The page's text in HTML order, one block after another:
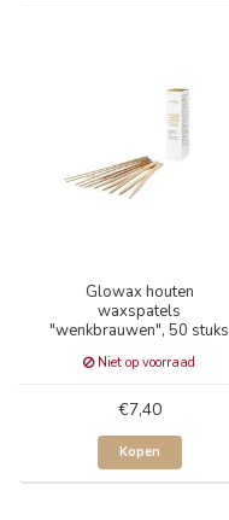
Glowax houten
waxspatels
"wenkbrauwen", 50 stuks
Niet op voorraad
€7,40
Kopen